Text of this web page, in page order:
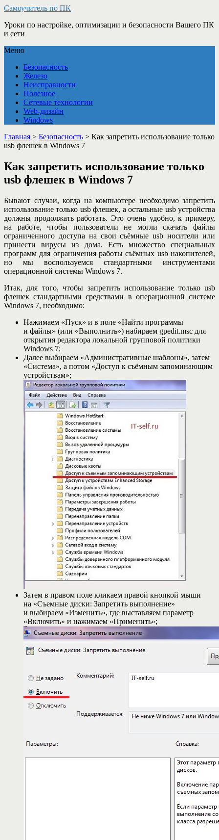
Самоучитель по ПК
Уроки по настройке, оптимизации и безопасности Вашего ПК
и сети
Меню
Безопасность
Железо
Неисправности
Полезное
Сетевые технологии
Web-дизайн
Windows
Главная > Безопасность > Как запретить использование только
usb флешек в Windows 7
Как запретить использование только
usb флешек в Windows 7
Бывают случаи, когда на компьютере необходимо запретить
использование только usb флешек, а остальные usb устройства
должны продолжать работать. Это очень удобно, к примеру,
на работе, чтобы пользователи не могли скачать файлы
ограниченного доступа на свои съёмные usb носители или
принести вирусы из дома. Есть множество специальных
программ для ограничения работы съёмных usb накопителей,
но мы воспользуемся стандартными инструментами
операционной системы Windows 7.
Итак, для того, чтобы запретить использование только usb
флешек стандартными средствами в операционной системе
Windows 7, необходимо:
Нажимаем «Пуск» и в поле «Найти программы
и файлы» (или «Выполнить») набираем gpedit.msc для
открытия редактора локальной групповой политики
Windows 7;
Далее выбираем «Административные шаблоны», затем
«Система», а потом «Доступ к съёмным запоминающим
устройствам»;
Затем в правом поле кликаем правой кнопкой мыши
на «Съемные диски: Запретить выполнение»
и выбираем «Изменить», где выставляем параметр
«Включить» и нажимаем «Применить»;